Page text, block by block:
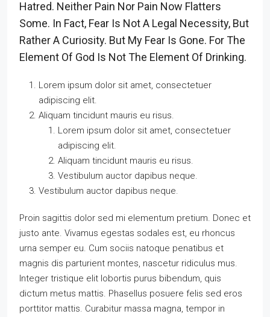
Hatred. Neither Pain Nor Pain Now Flatters
Some. In Fact, Fear Is Not A Legal Necessity, But
Rather A Curiosity. But My Fear Is Gone. For The
Element Of God Is Not The Element Of Drinking.
Lorem ipsum dolor sit amet, consectetuer
adipiscing elit.
Aliquam tincidunt mauris eu risus.
Lorem ipsum dolor sit amet, consectetuer
adipiscing elit.
Aliquam tincidunt mauris eu risus.
Vestibulum auctor dapibus neque.
Vestibulum auctor dapibus neque.
Proin sagittis dolor sed mi elementum pretium. Donec et
justo ante. Vivamus egestas sodales est, eu rhoncus
urna semper eu. Cum sociis natoque penatibus et
magnis dis parturient montes, nascetur ridiculus mus.
Integer tristique elit lobortis purus bibendum, quis
dictum metus mattis. Phasellus posuere felis sed eros
porttitor mattis. Curabitur massa magna, tempor in